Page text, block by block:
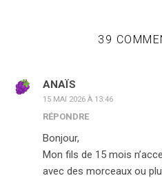
39
ANAÏS
15 MAI 2026 À 13:46
RÉPONDRE
Bonjour,
Mon fils de 15 mois
avec des morceaux ou